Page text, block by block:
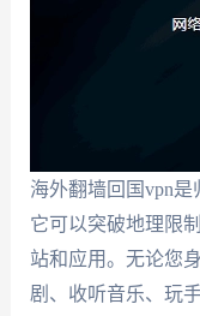
海外翻墙回国vpn是
它可以突破地理限
站和应用。无论您
剧、收听音乐、玩